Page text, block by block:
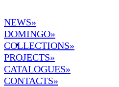
NEWS»
DOMINGO»
COLLECTIONS»
PROJECTS»
CATALOGUES»
CONTACTS»